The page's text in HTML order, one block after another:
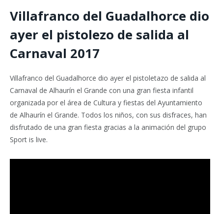
Villafranco del Guadalhorce dio
ayer el pistolezo de salida al
Carnaval 2017
Villafranco del Guadalhorce dio ayer el pistoletazo de salida al
Carnaval de Alhaurín el Grande con una gran fiesta infantil
organizada por el área de Cultura y fiestas del Ayuntamiento
de Alhaurín el Grande. Todos los niños, con sus disfraces, han
disfrutado de una gran fiesta gracias a la animación del grupo
Sport is live.